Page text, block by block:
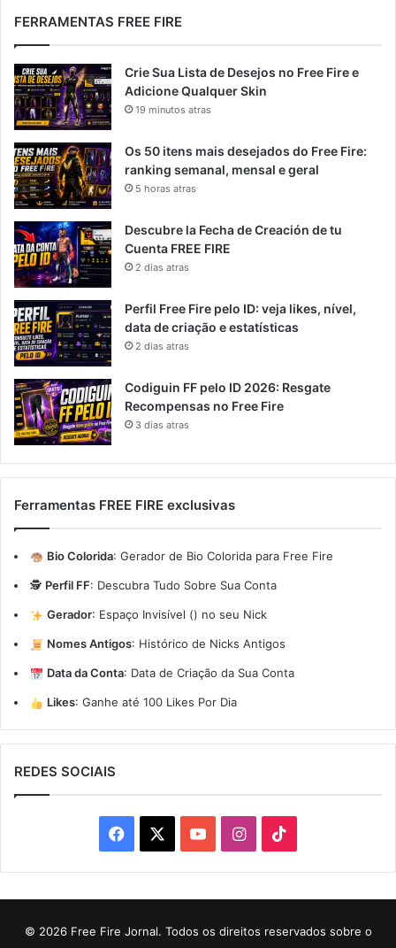
FERRAMENTAS FREE FIRE
Crie Sua Lista de Desejos no Free Fire e
Adicione Qualquer Skin
19 minutos atras
Os 50 itens mais desejados do Free Fire:
ranking semanal, mensal e geral
5 horas atras
Descubre la Fecha de Creación de tu
Cuenta FREE FIRE
2 dias atras
Perfil Free Fire pelo ID: veja likes, nível,
data de criação e estatísticas
2 dias atras
Codiguin FF pelo ID 2026: Resgate
Recompensas no Free Fire
3 dias atras
Ferramentas FREE FIRE exclusivas
Bio Colorida: Gerador de Bio Colorida para Free Fire
🕵️ Perfil FF: Descubra Tudo Sobre Sua Conta
Gerador: Espaço Invisível (ㅤ) no seu Nick
Nomes Antigos: Histórico de Nicks Antigos
Data da Conta: Data de Criação da Sua Conta
Likes: Ganhe até 100 Likes Por Dia
REDES SOCIAIS
Facebook YouTubeInstagram
© 2026 Free Fire Jornal. Todos os direitos reservados sobre o